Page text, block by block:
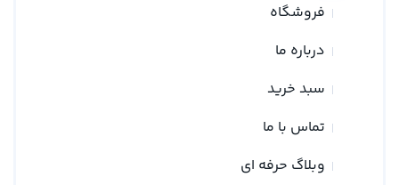
فروشگاه
درباره ما
سبد خرید
تماس با ما
وبلاگ حرفه ای